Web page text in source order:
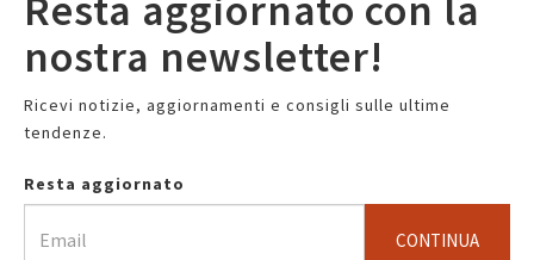
nostra newsletter!
Ricevi notizie, aggiornamenti e consigli sulle ultime
tendenze.
Resta aggiornato
CONTINUA